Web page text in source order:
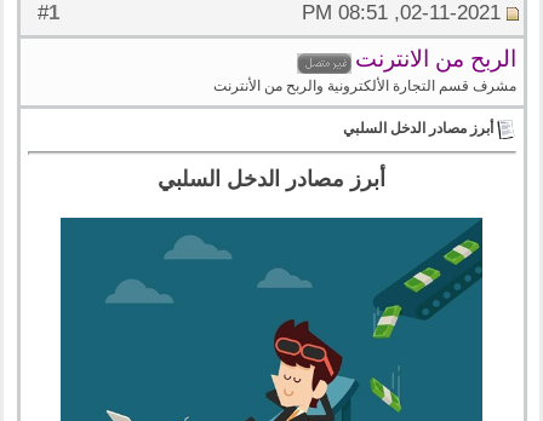
#
1 02-11-2021, 08:51 PM
الربح من الانترنت
مشرف قسم التجارة الألكترونية والربح من الأنترنت
أبرز مصادر الدخل السلبي
أبرز مصادر الدخل السلبي